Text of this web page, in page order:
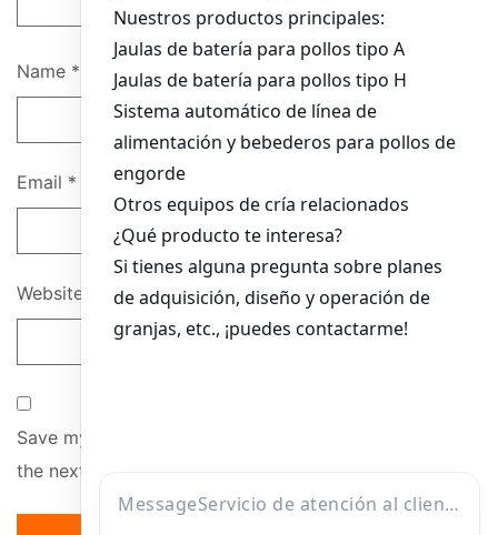
Name *
Email *
Website
Save my name, email, and website in this browser for
the next time I comment.